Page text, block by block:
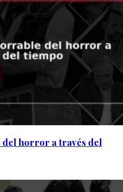
horror a través del